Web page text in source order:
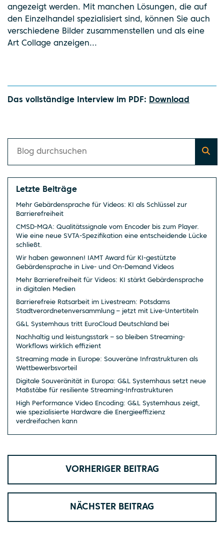
angezeigt werden. Mit manchen Lösungen, die auf
den Einzelhandel spezialisiert sind, können Sie auch
verschiedene Bilder zusammenstellen und als eine
Art Collage anzeigen...
Das vollständige Interview im PDF: Download
Letzte Beiträge
Mehr Gebärdensprache für Videos: KI als Schlüssel zur
Barrierefreiheit
CMSD-MQA: Qualitätssignale vom Encoder bis zum Player.
Wie eine neue SVTA-Spezifikation eine entscheidende Lücke
schließt.
Wir haben gewonnen! IAMT Award für KI-gestützte
Gebärdensprache in Live- und On-Demand Videos
Mehr Barrierefreiheit für Videos: KI stärkt Gebärdensprache
in digitalen Medien
Barrierefreie Ratsarbeit im Livestream: Potsdams
Stadtverordnetenversammlung – jetzt mit Live-Untertiteln
G&L Systemhaus tritt EuroCloud Deutschland bei
Nachhaltig und leistungsstark – so bleiben Streaming-
Workflows wirklich effizient
Streaming made in Europe: Souveräne Infrastrukturen als
Wettbewerbsvorteil
Digitale Souveränität in Europa: G&L Systemhaus setzt neue
Maßstäbe für resiliente Streaming-Infrastrukturen
High Performance Video Encoding: G&L Systemhaus zeigt,
wie spezialisierte Hardware die Energieeffizienz
verdreifachen kann
VORHERIGER BEITRAG
NÄCHSTER BEITRAG